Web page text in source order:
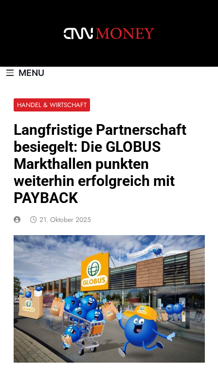
MENU
HANDEL & WIRTSCHAFT
Langfristige Partnerschaft
besiegelt: Die GLOBUS
Markthallen punkten
weiterhin erfolgreich mit
PAYBACK
21. Oktober 2025